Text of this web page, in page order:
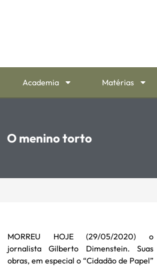
Academia Matérias
O menino torto
MORREU HOJE (29/05/2020) o
jornalista Gilberto Dimenstein. Suas
obras, em especial o “Cidadão de Papel”